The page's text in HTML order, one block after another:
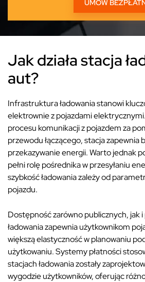
Jak działa stacja
aut?
Infrastruktura ładowania stanowi
elektrownie z pojazdami
procesu komunikacji z pojazdem za
przewodu łączącego, stacja zapewnia
przekazywanie energii. Warto jednak
pełni rolę pośrednika w przesyłaniu
szybkość ładowania zależy od
pojazdu.
Dostępność zarówno publicznych, jak
ładowania zapewnia użytkownikom
większą elastyczność w planowaniu
użytkowaniu. Systemy płatności
stacjach ładowania zostały
wygodzie użytkowników, oferując